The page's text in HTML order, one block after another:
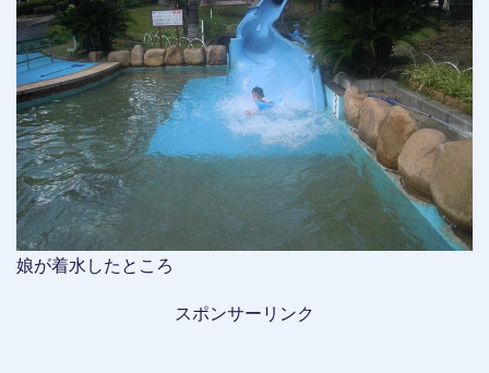
娘が着水したところ
スポンサーリンク